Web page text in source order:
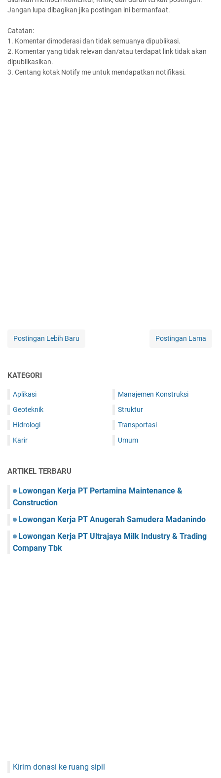
Jangan lupa dibagikan jika postingan ini bermanfaat.
Catatan:
1. Komentar dimoderasi dan tidak semuanya dipublikasi.
2. Komentar yang tidak relevan dan/atau terdapat link tidak akan
dipublikasikan.
3. Centang kotak Notify me untuk mendapatkan notifikasi.
Postingan Lebih Baru Postingan Lama
KATEGORI
Aplikasi
Geoteknik
Hidrologi
Karir
Manajemen Konstruksi
Struktur
Transportasi
Umum
ARTIKEL TERBARU
Lowongan Kerja PT Pertamina Maintenance &
Construction
Lowongan Kerja PT Anugerah Samudera Madanindo
Lowongan Kerja PT Ultrajaya Milk Industry & Trading
Company Tbk
Kirim donasi ke ruang sipil